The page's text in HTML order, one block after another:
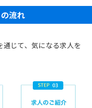
流れ
じて、気になる求人を